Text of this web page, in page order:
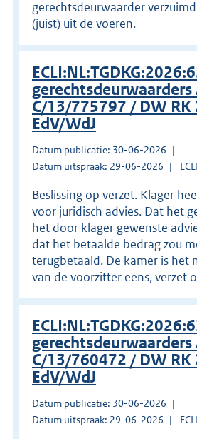
gerechtsdeurwaarder
(juist) uit de voeren.
C/13/775797 / DW RK
EdV/WdJ
Datum publicatie: 30-06-2026
Datum uitspraak: 29-06-2026
Beslissing op verzet. Klager
voor juridisch advies. Dat het
het door klager gewenste
dat het betaalde bedrag zou
terugbetaald. De kamer is het
van de voorzitter eens, verzet
C/13/760472 / DW RK
EdV/WdJ
Datum publicatie: 30-06-2026
Datum uitspraak: 29-06-2026